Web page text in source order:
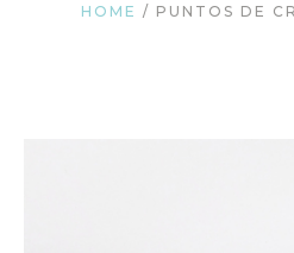
HOME / PUNTOS DE